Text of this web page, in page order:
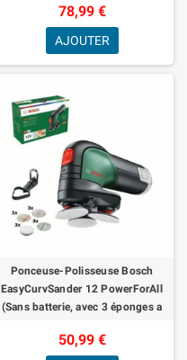
78,99 €
AJOUTER
Ponceuse-Polisseuse Bosch
EasyCurvSander 12 PowerForAll
(Sans batterie, avec 3 éponges a
polir, 9 abrasifs + aspirateur a
50,99 €